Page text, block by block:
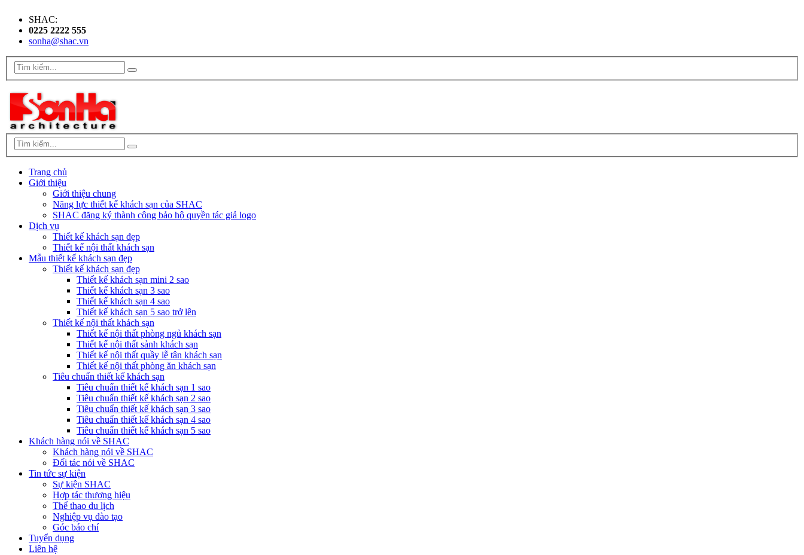
SHAC:
0225 2222 555
sonha@shac.vn
Trang chủ
Giới thiệu
Giới thiệu chung
Năng lực thiết kế khách sạn của SHAC
SHAC đăng ký thành công bảo hộ quyền tác giả logo
Dịch vụ
Thiết kế khách sạn đẹp
Thiết kế nội thất khách sạn
Mẫu thiết kế khách sạn đẹp
Thiết kế khách sạn đẹp
Thiết kế khách sạn mini 2 sao
Thiết kế khách sạn 3 sao
Thiết kế khách sạn 4 sao
Thiết kế khách sạn 5 sao trở lên
Thiết kế nội thất khách sạn
Thiết kế nội thất phòng ngủ khách sạn
Thiết kế nội thất sảnh khách sạn
Thiết kế nội thất quầy lễ tân khách sạn
Thiết kế nội thất phòng ăn khách sạn
Tiêu chuẩn thiết kế khách sạn
Tiêu chuẩn thiết kế khách sạn 1 sao
Tiêu chuẩn thiết kế khách sạn 2 sao
Tiêu chuẩn thiết kế khách sạn 3 sao
Tiêu chuẩn thiết kế khách sạn 4 sao
Tiêu chuẩn thiết kế khách sạn 5 sao
Khách hàng nói về SHAC
Khách hàng nói về SHAC
Đối tác nói về SHAC
Tin tức sự kiện
Sự kiện SHAC
Hợp tác thương hiệu
Thể thao du lịch
Nghiệp vụ đào tạo
Góc báo chí
Tuyển dụng
Liên hệ